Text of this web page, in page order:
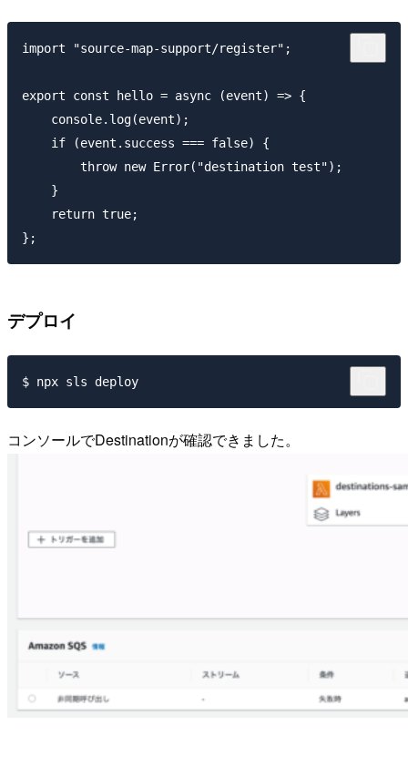
import "source-map-support/register";
export const hello = async (event) => {
    console.log(event);
    if (event.success === false) {
        throw new Error("destination test");
    }
    return true;
デプロイ
コンソールでDestinationが確認できました。